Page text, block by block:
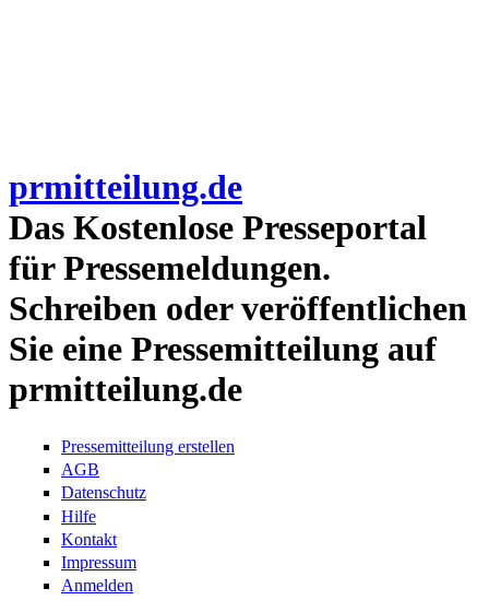
prmitteilung.de
Das Kostenlose Presseportal
für Pressemeldungen.
Schreiben oder veröffentlichen
Sie eine Pressemitteilung auf
prmitteilung.de
Pressemitteilung erstellen
AGB
Datenschutz
Hilfe
Kontakt
Impressum
Anmelden